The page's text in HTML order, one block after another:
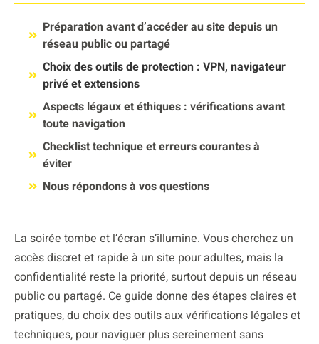
Préparation avant d’accéder au site depuis un
réseau public ou partagé
Choix des outils de protection : VPN, navigateur
privé et extensions
Aspects légaux et éthiques : vérifications avant
toute navigation
Checklist technique et erreurs courantes à
éviter
Nous répondons à vos questions
La soirée tombe et l’écran s’illumine. Vous cherchez un
accès discret et rapide à un site pour adultes, mais la
confidentialité reste la priorité, surtout depuis un réseau
public ou partagé. Ce guide donne des étapes claires et
pratiques, du choix des outils aux vérifications légales et
techniques, pour naviguer plus sereinement sans